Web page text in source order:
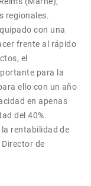
regionales.
con una
frente al rápido
el
para la
ello con un año
en apenas
del 40%.
rentabilidad de
de